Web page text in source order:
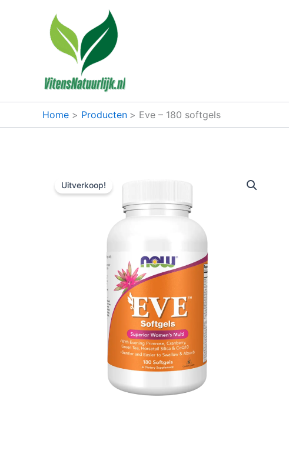
Home Producten Eve – 180 softgels
Uitverkoop!